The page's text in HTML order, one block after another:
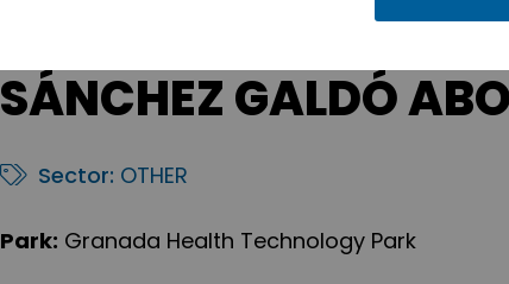
SÁNCHEZ GALDÓ
Sector: OTHER
Park: Granada Health Technology Park